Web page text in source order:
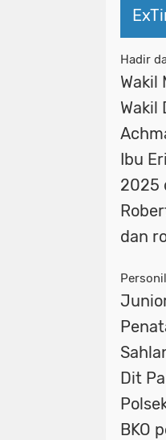
Hadir
Wakil
Wakil
Ibu
2025
dan
Dit
BKO